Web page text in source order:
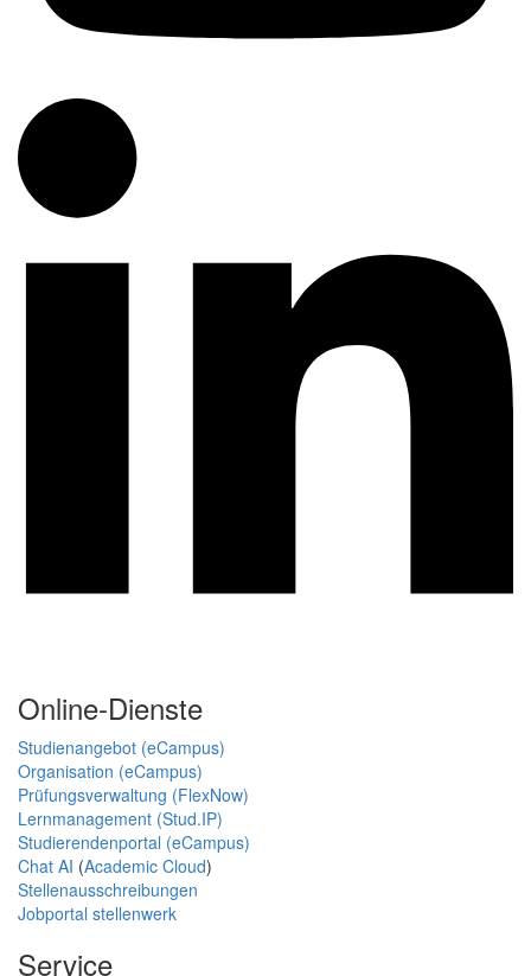
Online-Dienste
Studienangebot (eCampus)
Organisation (eCampus)
Prüfungsverwaltung (FlexNow)
Lernmanagement (Stud.IP)
Studierendenportal (eCampus)
Chat AI (Academic Cloud)
Stellenausschreibungen
Jobportal stellenwerk
Service